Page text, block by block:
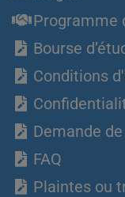
Programme
Bourse
Conditions
Demande
FAQ
Plaintes ou